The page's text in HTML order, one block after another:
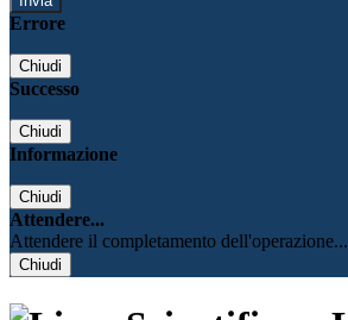
Errore
Chiudi
Successo
Chiudi
Informazione
Chiudi
Attendere...
Attendere il completamento dell'operazione...
Chiudi